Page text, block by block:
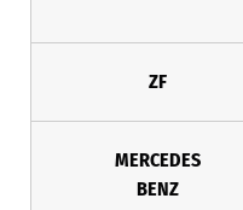
ZF
MERCEDES
BENZ